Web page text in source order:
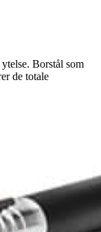
Borstål som
de totale